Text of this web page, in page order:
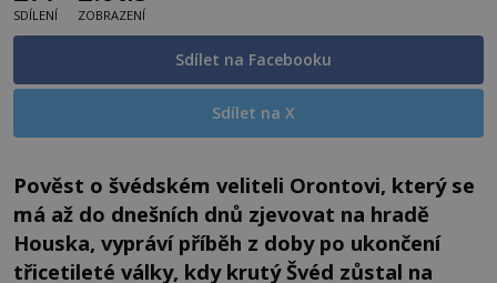
SDÍLENÍ ZOBRAZENÍ
Sdílet na Facebooku
Sdílet na X
Pověst o švédském veliteli Orontovi, který se
má až do dnešních dnů zjevovat na hradě
Houska, vypráví příběh z doby po ukončení
třicetileté války, kdy krutý Švéd zůstal na